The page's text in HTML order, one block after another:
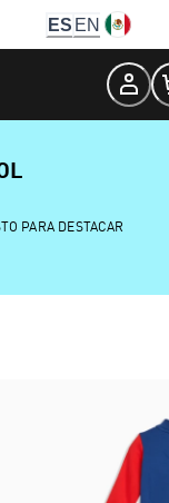
ES EN
PARA DESTACAR